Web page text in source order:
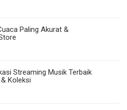
Paling Akurat &
Streaming Musik Terbaik
Koleksi